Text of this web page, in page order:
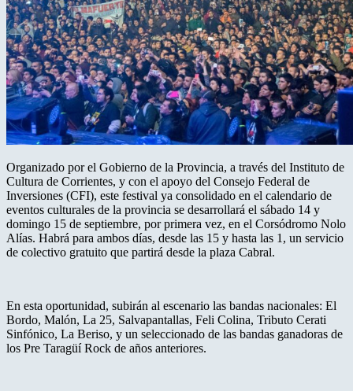
Organizado por el Gobierno de la Provincia, a través del Instituto de
Cultura de Corrientes, y con el apoyo del Consejo Federal de
Inversiones (CFI), este festival ya consolidado en el calendario de
eventos culturales de la provincia se desarrollará el sábado 14 y
domingo 15 de septiembre, por primera vez, en el Corsódromo Nolo
Alías. Habrá para ambos días, desde las 15 y hasta las 1, un servicio
de colectivo gratuito que partirá desde la plaza Cabral.
En esta oportunidad, subirán al escenario las bandas nacionales: El
Bordo, Malón, La 25, Salvapantallas, Feli Colina, Tributo Cerati
Sinfónico, La Beriso, y un seleccionado de las bandas ganadoras de
los Pre Taragüí Rock de años anteriores.